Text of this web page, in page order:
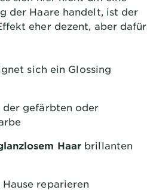
der Haare handelt, ist der
eher dezent, aber dafür
sich ein Glossing
der gefärbten oder
Haar brillanten
Hause reparieren